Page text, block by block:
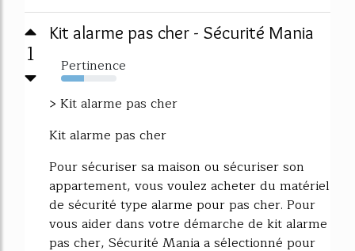
1
Kit alarme pas cher - Sécurité Mania
Pertinence
42%
> Kit alarme pas cher
Kit alarme pas cher
Pour sécuriser sa maison ou sécuriser son
appartement, vous voulez acheter du matériel
de sécurité type alarme pour pas cher. Pour
vous aider dans votre démarche de kit alarme
pas cher, Sécurité Mania a sélectionné pour